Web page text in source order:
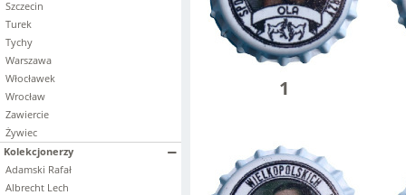
Szczecin
Turek
Tychy
Warszawa
Włocławek
Wrocław
Zawiercie
Żywiec
Kolekcjonerzy
Adamski Rafał
Albrecht Lech
1